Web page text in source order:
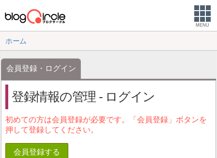
MENU
ホーム
会員登録・ログイン
登録情報の管理 - ログイン
初めての方は会員登録が必要です。「会員登録」ボタンを
押して登録してください。
会員登録する